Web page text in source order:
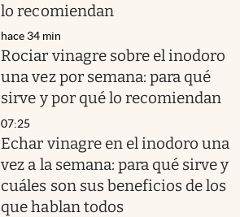
lo recomiendan
hace 34 min
Rociar vinagre sobre el inodoro
una vez por semana: para qué
sirve y por qué lo recomiendan
07:25
Echar vinagre en el inodoro una
vez a la semana: para qué sirve y
cuáles son sus beneficios de los
que hablan todos